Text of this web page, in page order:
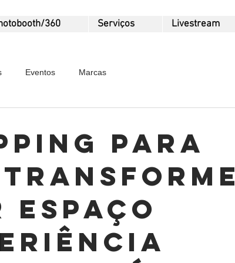
360 Serviços Livestream
Eventos Marcas
para